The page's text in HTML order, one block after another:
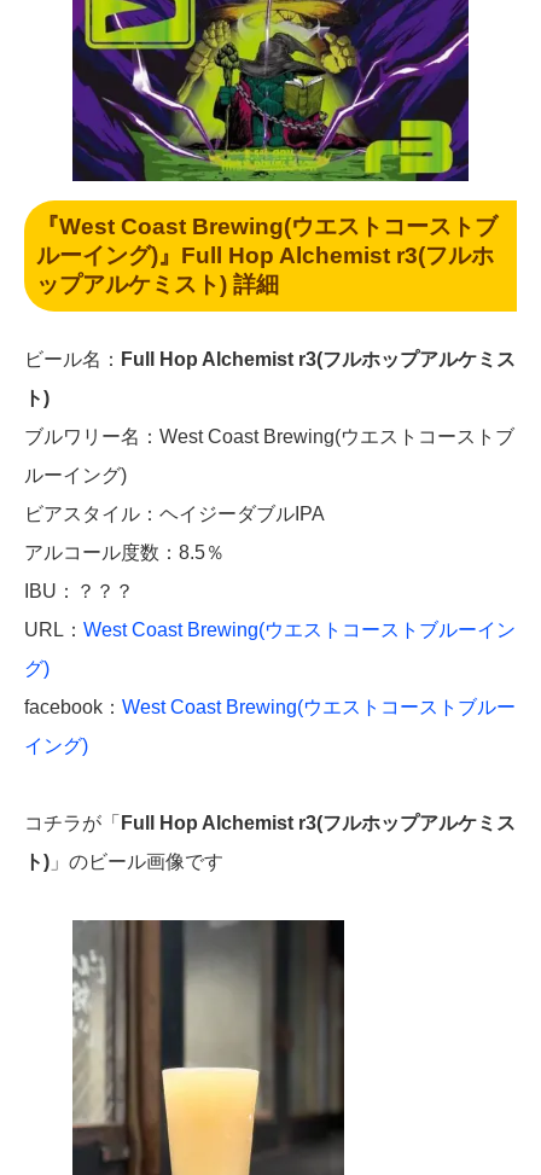
『West Coast Brewing(ウエストコーストブ
ルーイング)』Full Hop Alchemist r3(フルホ
ップアルケミスト) 詳細
ビール名： Full Hop Alchemist r3(フルホップアルケミス
ト)
ブルワリー名：West Coast Brewing(ウエストコーストブ
ルーイング)
ビアスタイル：ヘイジーダブルIPA
アルコール度数：8.5％
IBU：？？？
URL： West Coast Brewing(ウエストコーストブルーイン
グ)
facebook： West Coast Brewing(ウエストコーストブルー
イング)
コチラが「 Full Hop Alchemist r3(フルホップアルケミス
ト) 」のビール画像です